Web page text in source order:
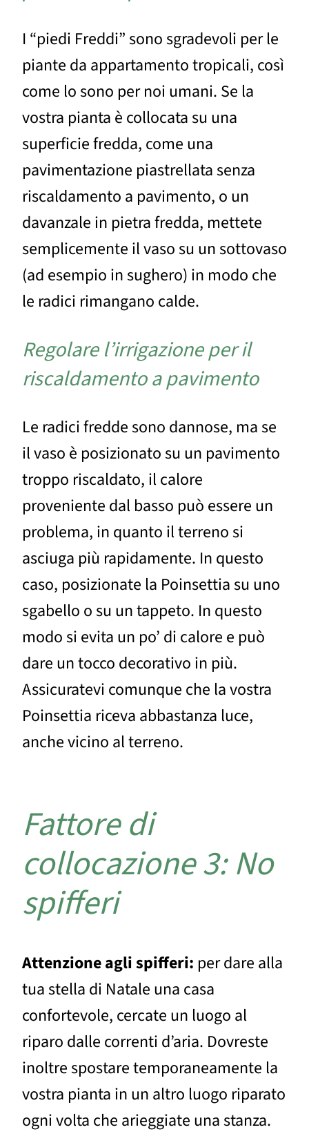
I “piedi Freddi” sono sgradevoli per le
piante da appartamento tropicali, così
come lo sono per noi umani. Se la
vostra pianta è collocata su una
superficie fredda, come una
pavimentazione piastrellata senza
riscaldamento a pavimento, o un
davanzale in pietra fredda, mettete
semplicemente il vaso su un sottovaso
(ad esempio in sughero) in modo che
le radici rimangano calde.
Regolare l’irrigazione per il
riscaldamento a pavimento
Le radici fredde sono dannose, ma se
il vaso è posizionato su un pavimento
troppo riscaldato, il calore
proveniente dal basso può essere un
problema, in quanto il terreno si
asciuga più rapidamente. In questo
caso, posizionate la Poinsettia su uno
sgabello o su un tappeto. In questo
modo si evita un po’ di calore e può
dare un tocco decorativo in più.
Assicuratevi comunque che la vostra
Poinsettia riceva abbastanza luce,
anche vicino al terreno.
Fattore di
collocazione 3: No
spifferi
Attenzione agli spifferi: per dare alla
tua stella di Natale una casa
confortevole, cercate un luogo al
riparo dalle correnti d’aria. Dovreste
inoltre spostare temporaneamente la
vostra pianta in un altro luogo riparato
ogni volta che arieggiate una stanza.